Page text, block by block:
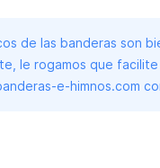
de las banderas son
le rogamos que facilite
e-himnos.com